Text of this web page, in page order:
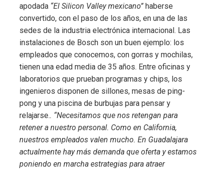
apodada “El Silicon Valley mexicano” haberse
convertido, con el paso de los años, en una de las
sedes de la industria electrónica internacional. Las
instalaciones de Bosch son un buen ejemplo: los
empleados que conocemos, con gorras y mochilas,
tienen una edad media de 35 años. Entre oficinas y
laboratorios que prueban programas y chips, los
ingenieros disponen de sillones, mesas de ping-
pong y una piscina de burbujas para pensar y
relajarse.. “Necesitamos que nos retengan para
retener a nuestro personal. Como en California,
nuestros empleados valen mucho. En Guadalajara
actualmente hay más demanda que oferta y estamos
poniendo en marcha estrategias para atraer